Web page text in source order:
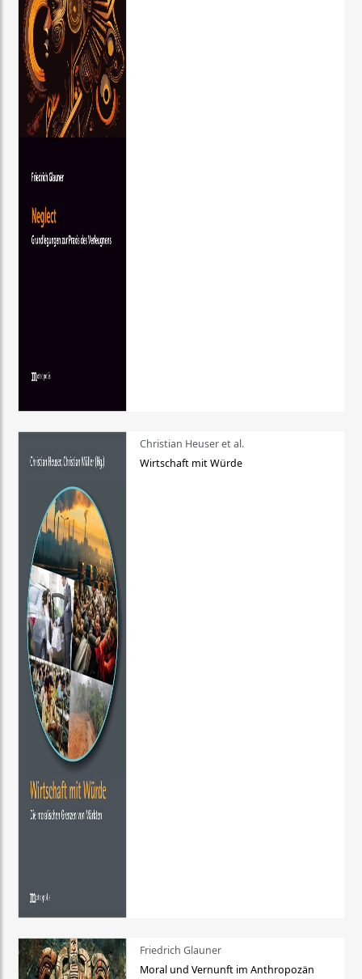
Christian Heuser et al.
Wirtschaft mit Würde
Friedrich Glauner
Moral und Vernunft im Anthropozän